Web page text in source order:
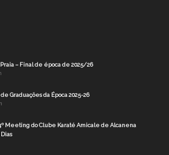
– Final de época de 2025/26
Graduações da Época 2025-26
Meeting do Clube Karaté Amicale de Alcanena